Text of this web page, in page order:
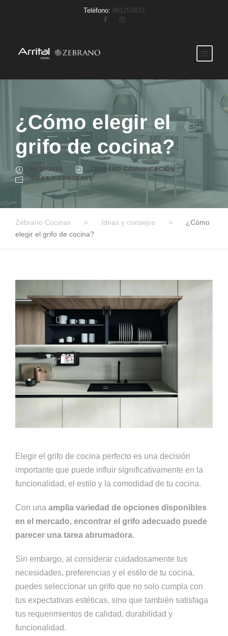
Teléfono: 981254833
¿Cómo elegir el
grifo de cocina?
04/30/2024
ZEBRANO COMUNICACIÓN
IDEAS Y CONSEJOS
Zebrano Cocinas > Ideas y consejos >
¿Cómo
elegir el grifo de cocina?
Elegir el grifo de cocina perfecto es una decisión
importante que puede influir significativamente en la
funcionalidad, el estilo y la comodidad de tu cocina.
Con una amplia variedad de opciones disponibles
en el mercado, encontrar el grifo adecuado puede
parecer una tarea abrumadora.
Sin embargo, al considerar cuidadosamente tus
necesidades, preferencias y el estilo de tu cocina,
puedes seleccionar un grifo que no solo cumpla con
tus expectativas estéticas, sino que también satisfaga
tus requerimientos de calidad, durabilidad y
funcionalidad.